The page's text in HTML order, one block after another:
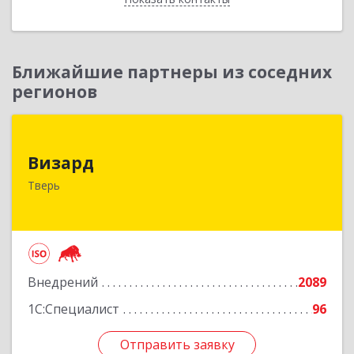
Ближайшие партнеры из соседних
регионов
Визард
Тверь
Внедрений
2089
1С:Специалист
96
Отправить заявку
170006, Тверская обл, Тверь г, Учительская ул,
Подробнее
Отправить заявку